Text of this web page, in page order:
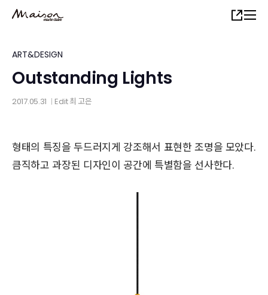
content
Share
ART&DESIGN
Outstanding Lights
2017.05.31 Edit최 고은
형태의 특징을 두드러지게 강조해서 표현한 조명을 모았다.
큼직하고 과장된 디자인이 공간에 특별함을 선사한다.